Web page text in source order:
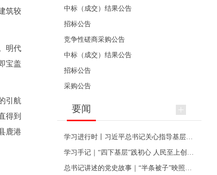
筑较
明代
宝盖
引航
得到
鹿港
中标（成交）结果公告
招标公告
竞争性磋商采购公告
中标（成交）结果公告
招标公告
采购公告
要闻